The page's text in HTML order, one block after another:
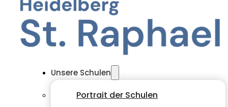
Unsere Schulen
Portrait der Schulen